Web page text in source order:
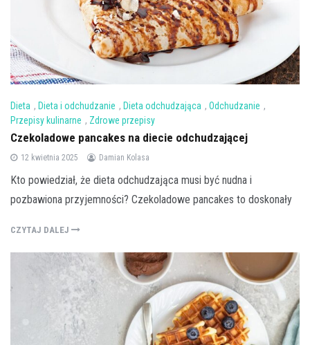
Dieta , Dieta i odchudzanie , Dieta odchudzająca , Odchudzanie ,
Przepisy kulinarne , Zdrowe przepisy
Czekoladowe pancakes na diecie odchudzającej
12 kwietnia 2025 Damian Kolasa
Kto powiedział, że dieta odchudzająca musi być nudna i
pozbawiona przyjemności? Czekoladowe pancakes to doskonały
CZYTAJ DALEJ